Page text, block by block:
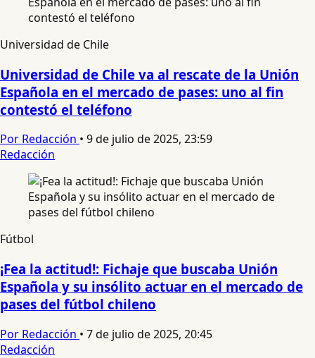
Universidad de Chile
Universidad de Chile va al rescate de la Unión
Española en el mercado de pases: uno al fin
contestó el teléfono
Por Redacción • 9 de julio de 2025, 23:59
Redacción
Fútbol
¡Fea la actitud!: Fichaje que buscaba Unión
Española y su insólito actuar en el mercado de
pases del fútbol chileno
Por Redacción • 7 de julio de 2025, 20:45
Redacción